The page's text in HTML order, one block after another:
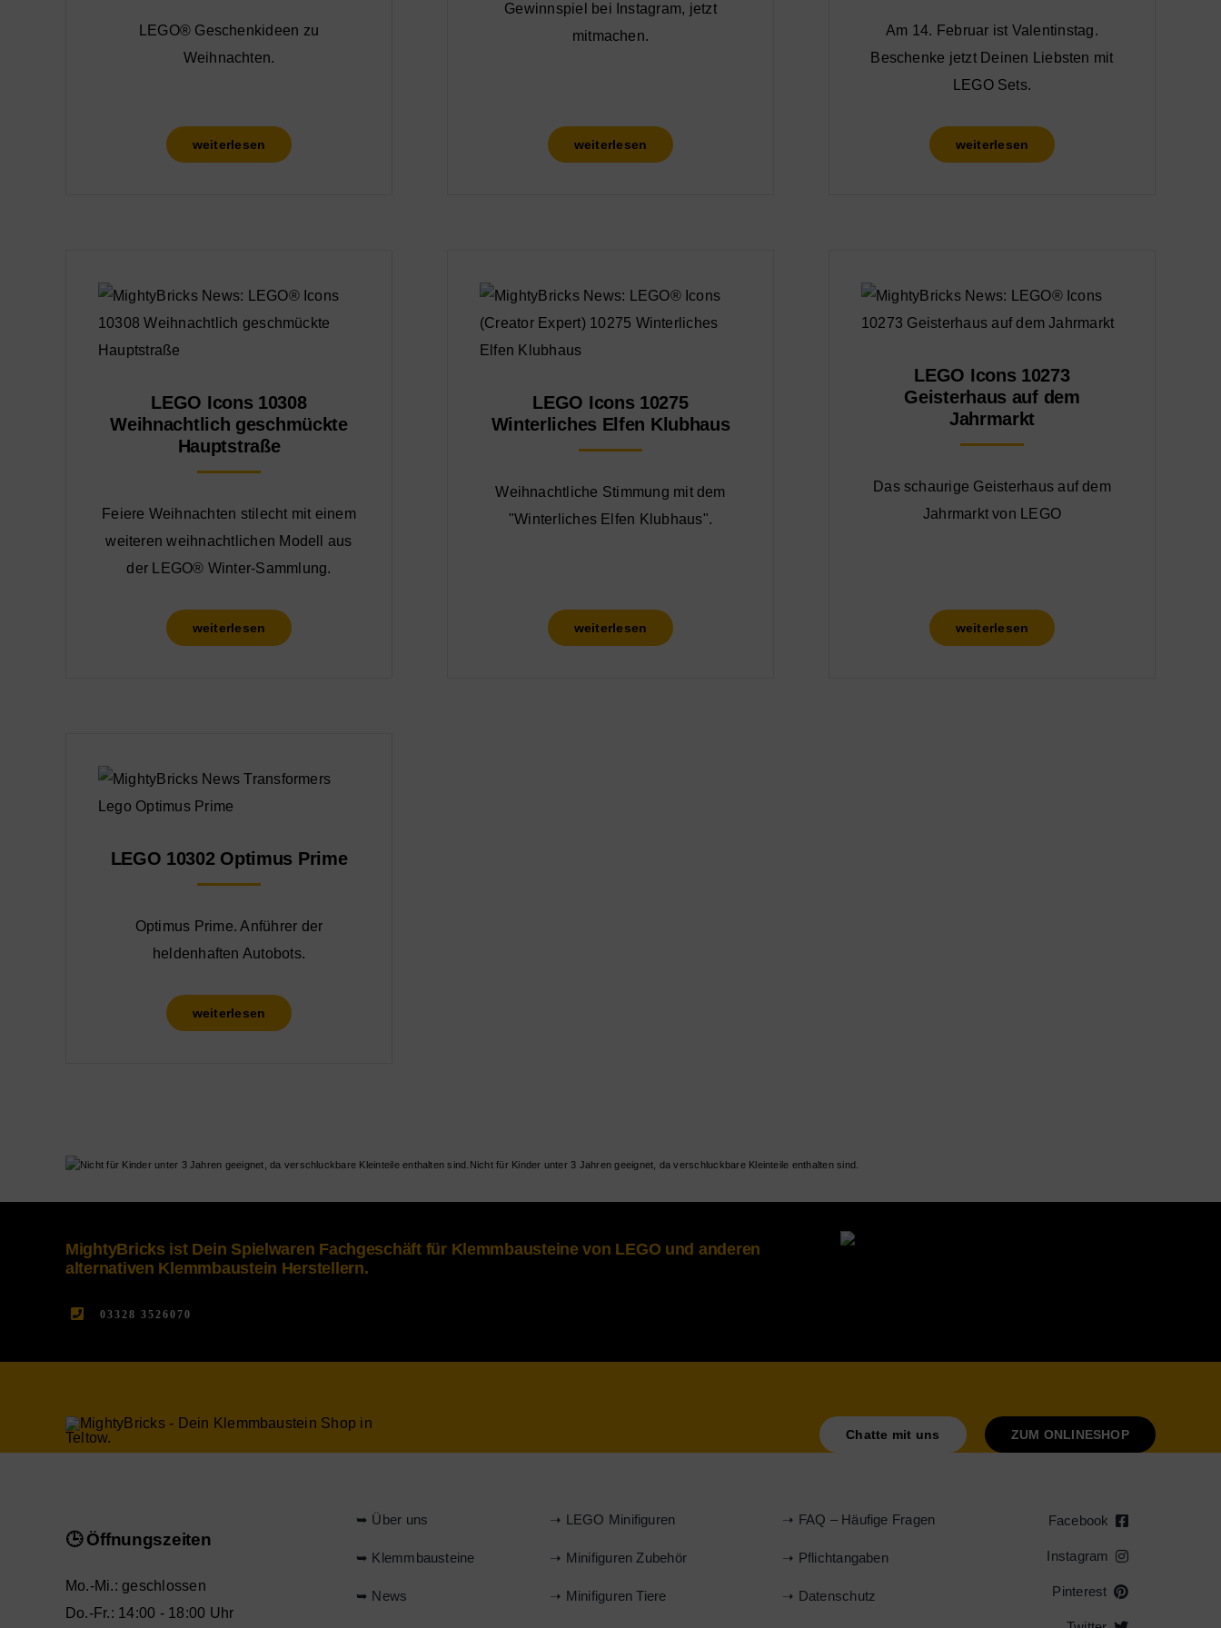
LEGO® Geschenkideen zu
Weihnachten.
weiterlesen
Gewinnspiel bei Instagram, jetzt
mitmachen.
weiterlesen
Am 14. Februar ist Valentinstag.
Beschenke jetzt Deinen Liebsten mit
LEGO Sets.
weiterlesen
LEGO Icons 10308
Weihnachtlich geschmückte
Hauptstraße
Feiere Weihnachten stilecht mit einem
weiteren weihnachtlichen Modell aus
der LEGO® Winter-Sammlung.
weiterlesen
LEGO Icons 10275
Winterliches Elfen Klubhaus
Weihnachtliche Stimmung mit dem
"Winterliches Elfen Klubhaus".
weiterlesen
LEGO Icons 10273
Geisterhaus auf dem
Jahrmarkt
Das schaurige Geisterhaus auf dem
Jahrmarkt von LEGO
weiterlesen
LEGO 10302 Optimus Prime
Optimus Prime. Anführer der
heldenhaften Autobots.
weiterlesen
Nicht für Kinder unter 3 Jahren geeignet, da verschluckbare Kleinteile enthalten sind.
MightyBricks ist Dein Spielwaren Fachgeschäft für Klemmbausteine von LEGO und anderen
alternativen Klemmbaustein Herstellern.
03328 3526070
Chatte mit uns ZUM ONLINESHOP
🕒 Öffnungszeiten
Mo.-Mi.: geschlossen
Do.-Fr.: 14:00 - 18:00 Uhr
➥ Über uns
➥ Klemmbausteine
➥ News
➝ LEGO Minifiguren
➝ Minifiguren Zubehör
➝ Minifiguren Tiere
➝ FAQ – Häufige Fragen
➝ Pflichtangaben
➝ Datenschutz
Facebook
Instagram
Pinterest